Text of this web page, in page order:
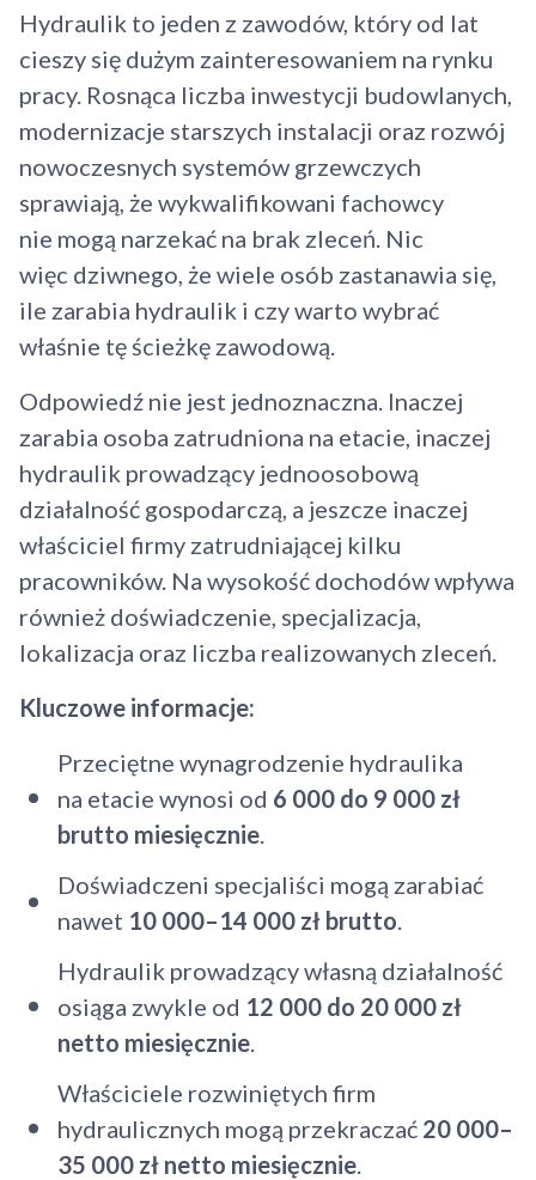
Hydraulik to jeden z zawodów, który od lat
cieszy się dużym zainteresowaniem na rynku
pracy. Rosnąca liczba inwestycji budowlanych,
modernizacje starszych instalacji oraz rozwój
nowoczesnych systemów grzewczych
sprawiają, że wykwalifikowani fachowcy
nie mogą narzekać na brak zleceń. Nic
więc dziwnego, że wiele osób zastanawia się,
ile zarabia hydraulik i czy warto wybrać
właśnie tę ścieżkę zawodową.
Odpowiedź nie jest jednoznaczna. Inaczej
zarabia osoba zatrudniona na etacie, inaczej
hydraulik prowadzący jednoosobową
działalność gospodarczą, a jeszcze inaczej
właściciel firmy zatrudniającej kilku
pracowników. Na wysokość dochodów wpływa
również doświadczenie, specjalizacja,
lokalizacja oraz liczba realizowanych zleceń.
Kluczowe informacje:
Przeciętne wynagrodzenie hydraulika
na etacie wynosi od 6 000 do 9 000 zł
brutto miesięcznie.
Doświadczeni specjaliści mogą zarabiać
nawet 10 000–14 000 zł brutto.
Hydraulik prowadzący własną działalność
osiąga zwykle od 12 000 do 20 000 zł
netto miesięcznie.
Właściciele rozwiniętych firm
hydraulicznych mogą przekraczać 20 000–
35 000 zł netto miesięcznie.